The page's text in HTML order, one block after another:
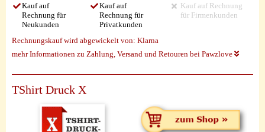
Kauf auf
Rechnung für
Neukunden
Kauf auf
Rechnung für
Privatkunden
Kauf auf Rechnung
für Firmenkunden
Rechnungskauf wird abgewickelt von: Klarna
mehr Informationen zu Zahlung, Versand und Retouren bei Pawzlove
TShirt Druck X